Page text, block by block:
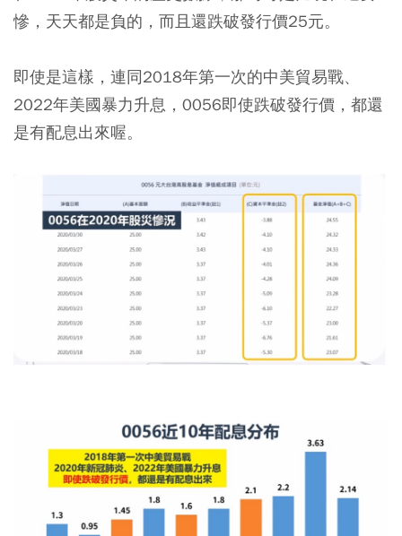
慘，天天都是負的，而且還跌破發行價25元。
即使是這樣，連同2018年第一次的中美貿易戰、
2022年美國暴力升息，0056即使跌破發行價，都還
是有配息出來喔。